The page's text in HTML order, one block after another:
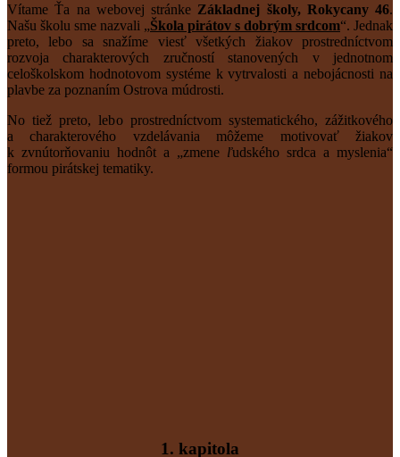
Vítame Ťa na webovej stránke Základnej školy, Rokycany 46.
Našu školu sme nazvali „Škola pirátov s dobrým srdcom“. Jednak
preto, lebo sa snažíme viesť všetkých žiakov prostredníctvom
rozvoja charakterových zručností stanovených v jednotnom
celoškolskom hodnotovom systéme k vytrvalosti a nebojácnosti na
plavbe za poznaním Ostrova múdrosti.
No tiež preto, lebo prostredníctvom systematického, zážitkového
a charakterového vzdelávania môžeme motivovať žiakov
k zvnútorňovaniu hodnôt a „zmene ľudského srdca a myslenia“
formou pirátskej tematiky.
1. kapitola